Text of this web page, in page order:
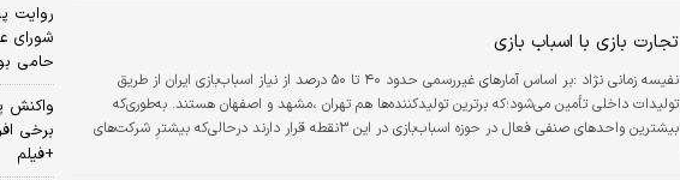
تجارت بازی با اسباب بازی
نفیسه زمانی نژاد :بر اساس آمارهای غیررسمی حدود ۴۰ تا ۵۰ درصد از نیاز اسباب‌بازی ایران از طریق
تولیدات داخلی تأمین می‌شود؛که برترین تولیدکننده‌ها هم تهران ،مشهد و اصفهان هستند. به‌طوری‌که
بیشترین واحدهای صنفی فعال در حوزه اسباب‌بازی در این ۳نقطه قرار دارند درحالی‌که بیشترِ شرکت‌های
روایت
شورای
حامی
واکنش
برخی
+فیلم